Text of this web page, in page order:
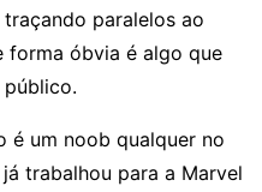
paralelos ao
forma óbvia é algo que
é um noob qualquer no
trabalhou para a Marvel